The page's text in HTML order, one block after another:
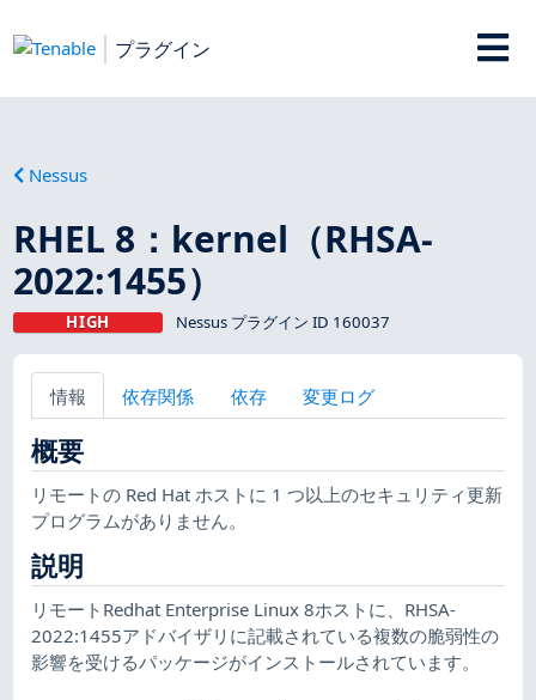
プラグイン
Nessus
RHEL 8：kernel（RHSA-
2022:1455）
HIGH Nessus プラグイン ID 160037
情報 依存関係 依存 変更ログ
概要
リモートの Red Hat ホストに 1 つ以上のセキュリティ更新
プログラムがありません。
説明
リモートRedhat Enterprise Linux 8ホストに、RHSA-
2022:1455アドバイザリに記載されている複数の脆弱性の
影響を受けるパッケージがインストールされています。